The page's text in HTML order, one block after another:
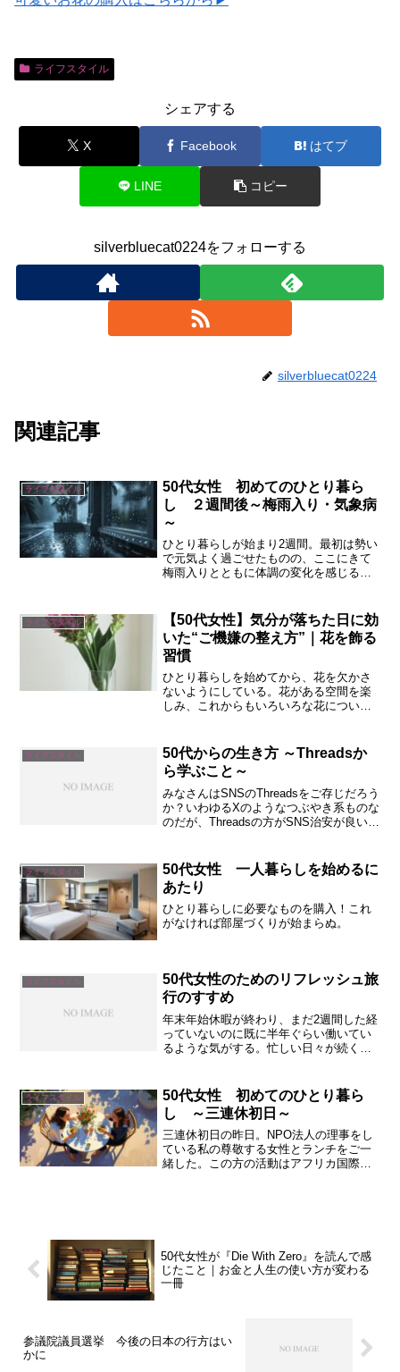
ライフスタイル
シェアする
X Facebook はてブ
LINE コピー
silverbluecat0224をフォローする
silverbluecat0224
関連記事
ライフスタイル
50代女性 初めてのひとり暮ら
し ２週間後～梅雨入り・気象病
～
ひとり暮らしが始まり2週間。最初は勢い
で元気よく過ごせたものの、ここにきて
梅雨入りとともに体調の変化を感じるよ
ライフスタイル
【50代女性】気分が落ちた日に効
いた“ご機嫌の整え方”｜花を飾る
習慣
ひとり暮らしを始めてから、花を欠かさ
ないようにしている。花がある空間を楽
しみ、これからもいろいろな花について
ライフスタイル
50代からの生き方 ～Threadsか
ら学ぶこと～
みなさんはSNSのThreadsをご存じだろう
か？いわゆるXのようなつぶやき系ものな
のだが、Threadsの方がSNS治安が良い、
のだなぁと思いながら見ているのだが、
自...
ライフスタイル
50代女性 一人暮らしを始めるに
あたり
ひとり暮らしに必要なものを購入！これ
がなければ部屋づくりが始まらぬ。
ライフスタイル
50代女性のためのリフレッシュ旅
行のすすめ
年末年始休暇が終わり、まだ2週間した経
っていないのに既に半年ぐらい働いてい
るような気がする。忙しい日々が続く
る。50代ともなると、家庭や仕事、さら
には親の介護など、さま...
ライフスタイル
50代女性 初めてのひとり暮ら
し ～三連休初日～
三連休初日の昨日。NPO法人の理事をし
ている私の尊敬する女性とランチをご一
緒した。この方の活動はアフリカ国際交
50代女性が『Die With Zero』を読んで感
じたこと｜お金と人生の使い方が変わる
一冊
参議院議員選挙 今後の日本の行方はい
かに